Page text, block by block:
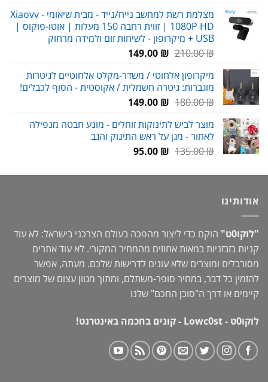
היה:
80.00 ₪.
הוא:
59.00 ₪.
מצלמת רשת למחשב נייח/נייד - מבית שיאומי Xiaovv -
1080P HD | זווית רחבה 150 מעלות | אוטו-פוקוס |
USB + מיקרופון - לשיחות זום ולמידה מרחוק
210.00₪
המחיר
היה:
210.00 ₪.
149.00 ₪
המחיר
הוא:
149.00 ₪.
מיקרופון אלחוטי / משדר-מקלט אלחוטיים לגיטרות
מוגברות: גיטרה חשמלית / אקוסטית - הסוף לכבלים!
180.00₪
המחיר
היה:
180.00 ₪.
149.00 ₪
המחיר
הוא:
149.00 ₪.
מוצר לביש לתינוקות זוחלים - מונע חבטה מנפילה
לאחור - מגן על ראש התינוק והגב
135.00₪
המחיר
היה:
95.00 ₪
המחיר
הוא:
אודותינו
"לוקו0ט"
הוקם כדי ליצור מהפכה בעולם הצרכני בישראל: לא עוד
קניות בזבזניות במאות אחוזים מהמחיר המקורי. לא עוד אתרים
מסורבלים ומוצרים שלא עונים לדרישות שלכם. מעתה, אפשר
להזמין כל דבר, במחיר סופר-משתלם, ומתוך מגוון עצום של מוצרים
קיימים או דרך ה"סוכן החכם" שלנו
לוקו0ט - Lowc0st - קונים בחכמה באינטרנט!